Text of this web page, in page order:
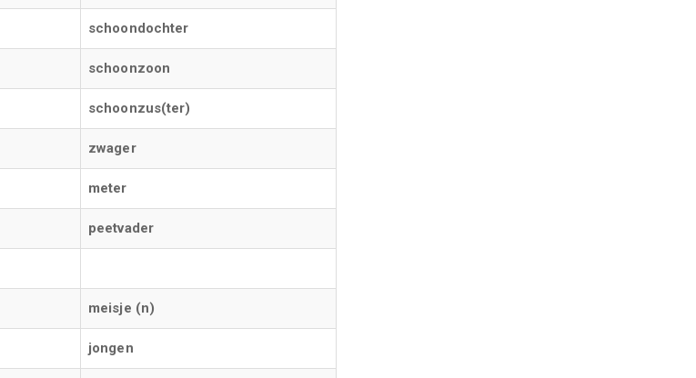
schoondochter
schoonzoon
schoonzus(ter)
zwager
meter
peetvader
meisje (n)
jongen